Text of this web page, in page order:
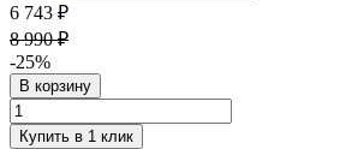
6 743 ₽
8 990 ₽
-25%
В корзину
Купить в 1 клик